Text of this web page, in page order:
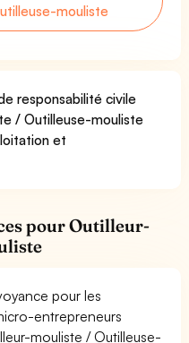
mouliste
responsabilité civile
/ Outilleuse-mouliste
et
pour Outilleur-
pour les
entrepreneurs
mouliste / Outilleuse-